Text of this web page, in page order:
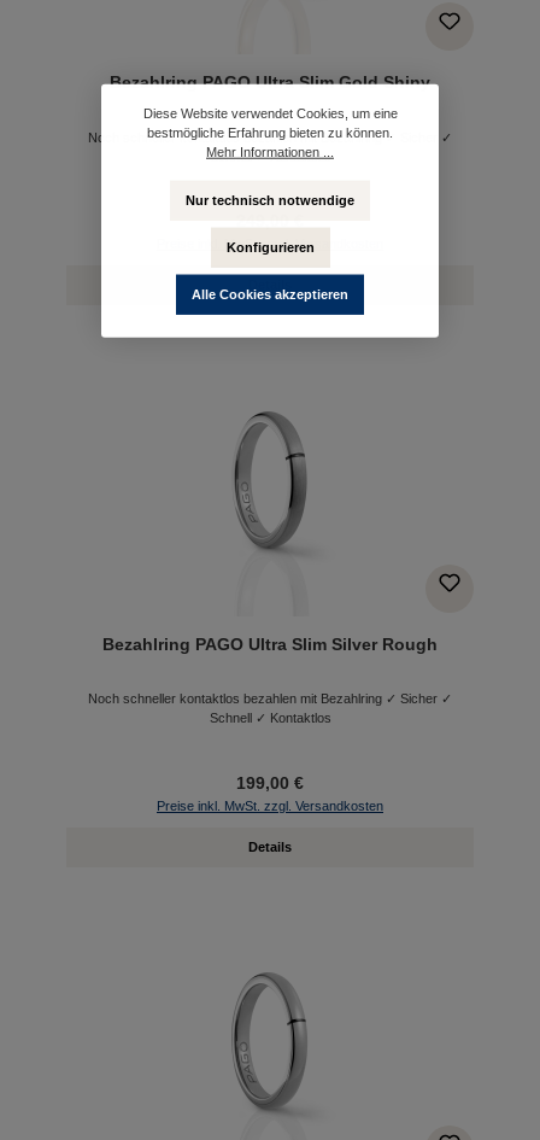
Bezahlring PAGO Ultra Slim Gold Shiny
Noch schneller kontaktlos bezahlen mit Bezahlring ✓ Sicher ✓
Schnell ✓ Kontaktlos
Preise inkl. MwSt. zzgl. Versandkosten
Bezahlring PAGO Ultra Slim Silver Rough
Noch schneller kontaktlos bezahlen mit Bezahlring ✓ Sicher ✓
Schnell ✓ Kontaktlos
199,00 €
Preise inkl. MwSt. zzgl. Versandkosten
Details
Diese Website verwendet Cookies, um eine
bestmögliche Erfahrung bieten zu können.
Mehr Informationen ...
Nur technisch notwendige
Konfigurieren
Alle Cookies akzeptieren